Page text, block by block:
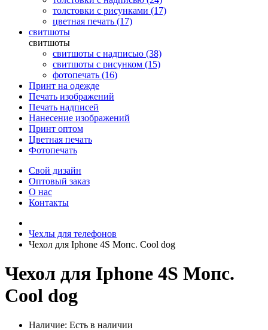
толстовки с рисунками (17)
цветная печать (17)
свитшоты
свитшоты
свитшоты с надписью (38)
свитшоты с рисунком (15)
фотопечать (16)
Принт на одежде
Печать изображений
Печать надписей
Нанесение изображений
Принт оптом
Цветная печать
Фотопечать
Свой дизайн
Оптовый заказ
О нас
Контакты
Чехлы для телефонов
Чехол для Iphone 4S Мопс. Cool dog
Чехол для Iphone 4S Мопс.
Cool dog
Наличие: Есть в наличии